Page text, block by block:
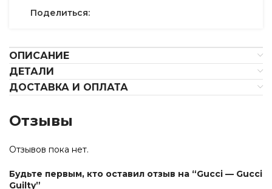
Поделиться:
ОПИСАНИЕ
ДЕТАЛИ
ДОСТАВКА И ОПЛАТА
Отзывы
Отзывов пока нет.
Будьте первым, кто оставил отзыв на “Gucci — Gucci
Guilty”